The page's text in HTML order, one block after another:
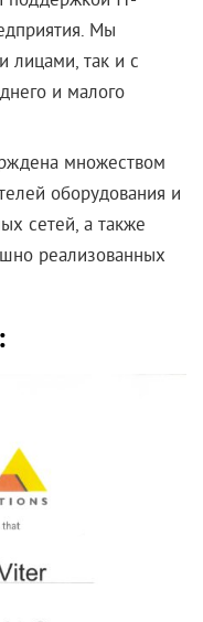
Мы
лицами, так и с
и малого
множеством
оборудования и
сетей, а также
реализованных